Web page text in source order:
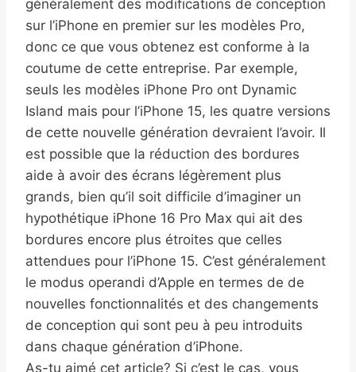
généralement des modifications de conception
sur l’iPhone en premier sur les modèles Pro,
donc ce que vous obtenez est conforme à la
coutume de cette entreprise. Par exemple,
seuls les modèles iPhone Pro ont Dynamic
Island mais pour l’iPhone 15, les quatre versions
de cette nouvelle génération devraient l’avoir. Il
est possible que la réduction des bordures
aide à avoir des écrans légèrement plus
grands, bien qu’il soit difficile d’imaginer un
hypothétique iPhone 16 Pro Max qui ait des
bordures encore plus étroites que celles
attendues pour l’iPhone 15. C’est généralement
le modus operandi d’Apple en termes de de
nouvelles fonctionnalités et des changements
de conception qui sont peu à peu introduits
dans chaque génération d’iPhone.
As-tu aimé cet article? Si c’est le cas, vous